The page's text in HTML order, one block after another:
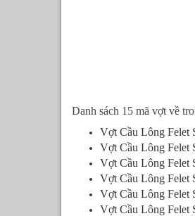
Danh sách 15 mã vợt về
Vợt Cầu Lông Felet
Vợt Cầu Lông Felet
Vợt Cầu Lông Felet
Vợt Cầu Lông
Vợt Cầu Lông
Vợt Cầu Lông